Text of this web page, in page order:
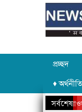
প্রচ্ছদ
♦
সর্বশেষ
চুরি করে নিয়ে যাওয়া